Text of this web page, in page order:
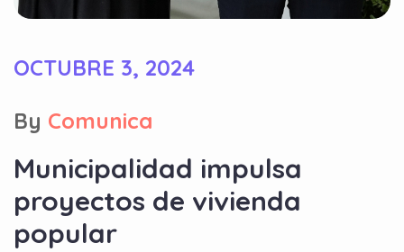
OCTUBRE 3, 2024
By Comunica
Municipalidad impulsa
proyectos de vivienda
popular